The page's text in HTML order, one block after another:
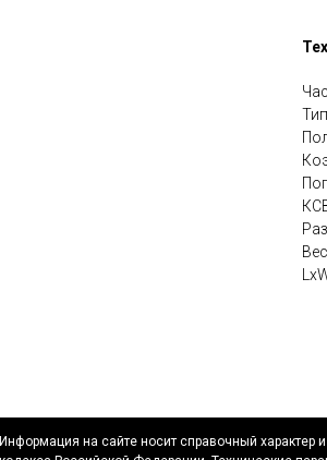
Информация на сайте носит справочный